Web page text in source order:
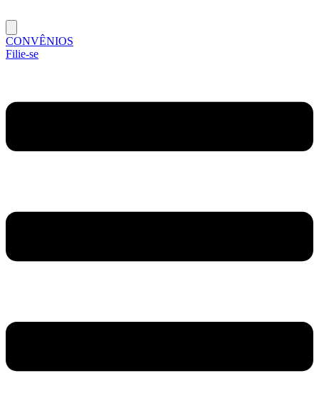
CONVÊNIOS
Filie-se